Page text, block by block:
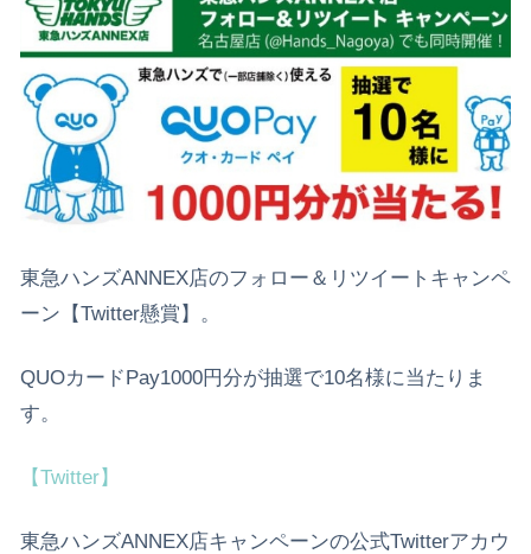
東急ハンズANNEX店のフォロー＆リツイートキャンペ
ーン【Twitter懸賞】。
QUOカードPay1000円分が抽選で10名様に当たりま
す。
【Twitter】
東急ハンズANNEX店キャンペーンの公式Twitterアカウ